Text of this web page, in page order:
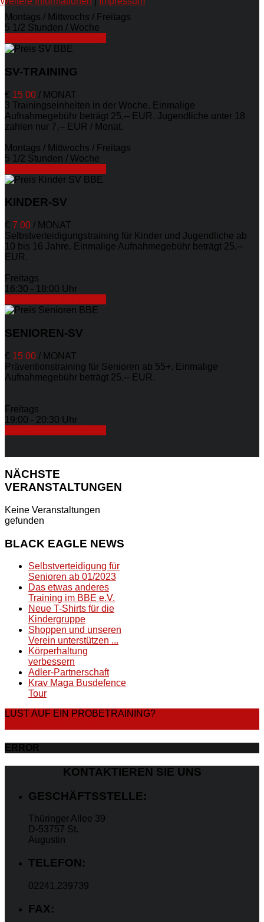
Montags / Mittwochs / Freitags
5 1/2 Stunden / Woche
SV-TRAINING
€ 15 00 / MONAT
3 Trainingseinheiten in der Woche. Einmalige
Aufnahmegebühr beträgt 25,-- EUR. Jugendliche unter 18
zahlen nur 7,-- EUR / Monat.
Montags / Mittwochs / Freitags
5 1/2 Stunden / Woche
KINDER-SV
€ 7 00 / MONAT
Selbstverteidigungstraining für Kinder und Jugendliche ab
10 bis 16 Jahre. Einmalige Aufnahmegebühr beträgt 25,--
EUR.
Freitags
16:30 - 18:00 Uhr
SENIOREN-SV
€ 15 00 / MONAT
Präventionstraining für Senioren ab 55+. Einmalige
Aufnahmegebühr beträgt 25,-- EUR.
Freitags
19:00 - 20:30 Uhr
NÄCHSTE
VERANSTALTUNGEN
Keine Veranstaltungen
gefunden
BLACK EAGLE NEWS
Selbstverteidigung für
Senioren ab 01/2023
Das etwas anderes
Training im BBE e.V.
Neue T-Shirts für die
Kindergruppe
Shoppen und unseren
Verein unterstützen ...
Körperhaltung
verbessern
Adler-Partnerschaft
Krav Maga Busdefence
Tour
LUST AUF EIN PROBETRAINING?
ERROR
KONTAKTIEREN SIE UNS
GESCHÄFTSSTELLE:
Thüringer Allee 39
D-53757 St.
Augustin
TELEFON:
02241.239739
FAX: